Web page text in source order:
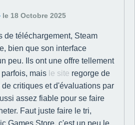
le 18 Octobre 2025
de téléchargement, Steam
bien que son interface
peu. Ils ont une offre tellement
mais le site regorge de
critiques et d'évaluations par
assez fiable pour se faire
Faut juste faire le tri,
Games Store, c'est un peu le